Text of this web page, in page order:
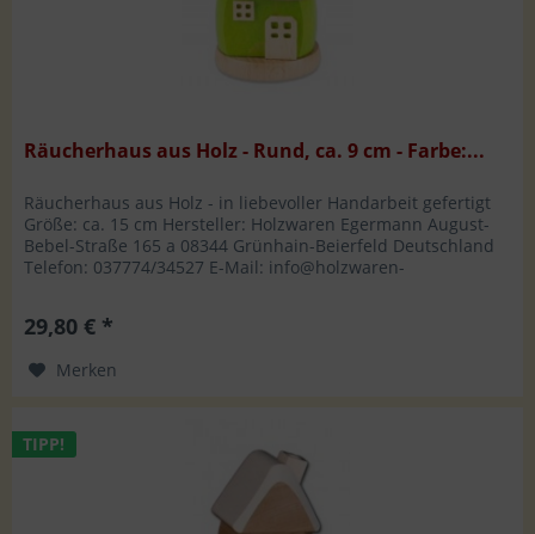
Räucherhaus aus Holz - Rund, ca. 9 cm - Farbe:...
Räucherhaus aus Holz - in liebevoller Handarbeit gefertigt
Größe: ca. 15 cm Hersteller: Holzwaren Egermann August-
Bebel-Straße 165 a 08344 Grünhain-Beierfeld Deutschland
Telefon: 037774/34527 E-Mail: info@holzwaren-
29,80 € *
Merken
TIPP!